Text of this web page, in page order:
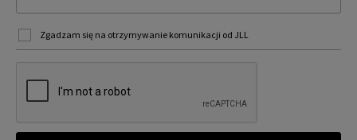
Zgadzam się na otrzymywanie komunikacji od JLL